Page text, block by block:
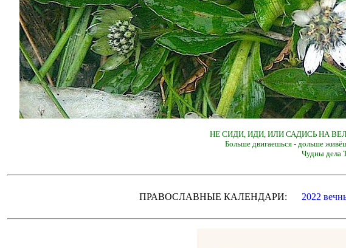
НЕ СИДИ, ИДИ, ИЛИ САДИСЬ НА
Больше двигаешься - дольше
Чудны дела
ПРАВОСЛАВНЫЕ КАЛЕНДАРИ: 2022